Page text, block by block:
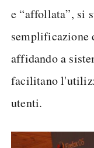
e “affollata”, si
semplificazione
affidando a
facilitano
utenti.